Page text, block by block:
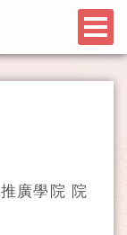
廣學院 院